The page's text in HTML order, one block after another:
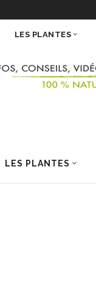
LES PLANTES
LES PLANTES